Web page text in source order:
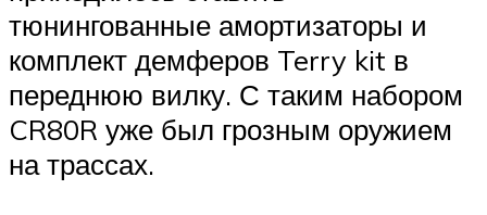
тюнингованные амортизаторы и
комплект демферов Terry kit в
переднюю вилку. С таким набором
CR80R уже был грозным оружием
на трассах.